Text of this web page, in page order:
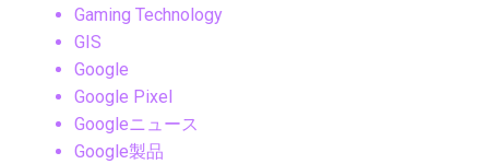
Gaming Technology
GIS
Google
Google Pixel
Googleニュース
Google製品